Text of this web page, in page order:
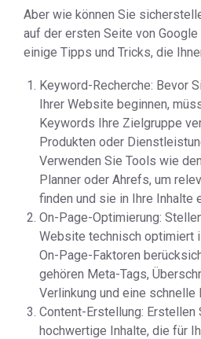
Aber wie können Sie
auf der ersten Seite von
einige Tipps und Tricks, die
Keyword-Recherche: Bevor
Ihrer Website beginnen,
Keywords Ihre Zielgruppe
Produkten oder
Verwenden Sie Tools wie
Planner oder Ahrefs, um
finden und sie in Ihre Inhalte
On-Page-Optimierung:
Website technisch optimiert
On-Page-Faktoren
gehören Meta-Tags,
Verlinkung und eine schnelle
Content-Erstellung: Erstellen
hochwertige Inhalte, die für